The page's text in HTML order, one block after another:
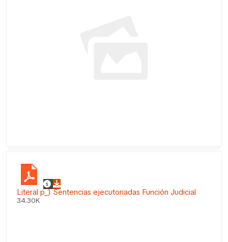
Literal p_) Sentencias ejecutoriadas Función Judicial
34.30K